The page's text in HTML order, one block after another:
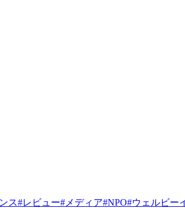
ス#レビュー# メディア#NPO#ウェルビー